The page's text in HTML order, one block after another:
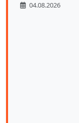
04.08.2026